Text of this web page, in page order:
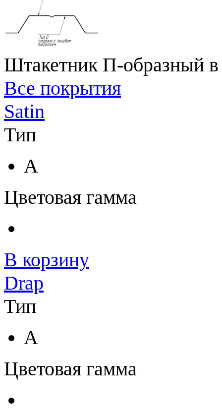
Штакетник П-образный
Все покрытия
Satin
Тип
A
Цветовая гамма
В корзину
Drap
Тип
A
Цветовая гамма